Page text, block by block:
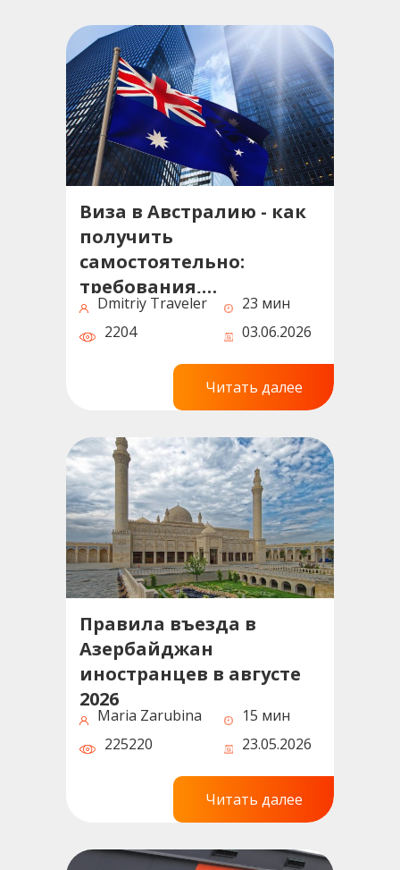
Виза в Австралию - как
получить
самостоятельно:
требования,
документы, сроки и
советы
Dmitriy Traveler
23 мин
2204
03.06.2026
Читать далее
Правила въезда в
Азербайджан
иностранцев в августе
2026
Maria Zarubina
15 мин
225220
23.05.2026
Читать далее